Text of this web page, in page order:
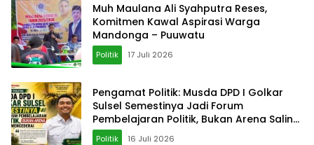
‎Muh Maulana Ali Syahputra Reses,
Komitmen Kawal Aspirasi Warga
Mandonga – Puuwatu
Politik 17 Juli 2026
Pengamat Politik: Musda DPD I Golkar
Sulsel Semestinya Jadi Forum
Pembelajaran Politik, Bukan Arena Saling
Mencederai
Politik 16 Juli 2026